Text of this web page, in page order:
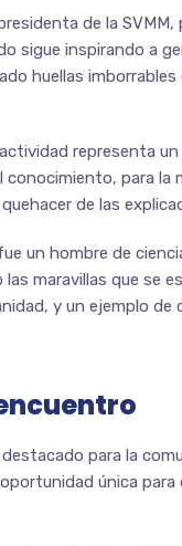
de la
sigue inspirando a
huellas
representa
conocimiento, para
de las
un hombre de
maravillas que se
y un ejemplo
destacado para la
única